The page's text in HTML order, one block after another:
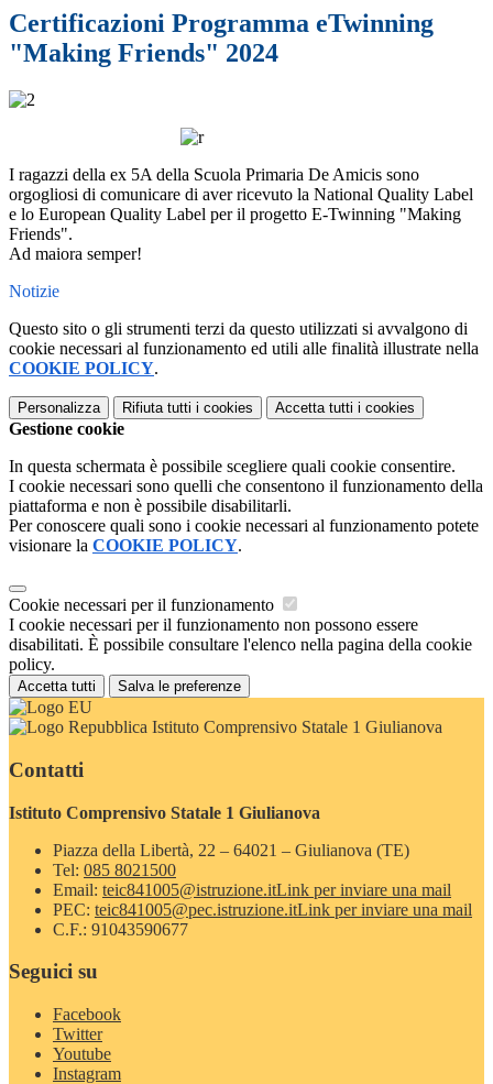
Certificazioni Programma eTwinning
"Making Friends" 2024
I ragazzi della ex 5A della Scuola Primaria De Amicis sono
orgogliosi di comunicare di aver ricevuto la National Quality Label
e lo European Quality Label per il progetto E-Twinning "Making
Friends".
Ad maiora semper!
Notizie
Questo sito o gli strumenti terzi da questo utilizzati si avvalgono di
cookie necessari al funzionamento ed utili alle finalità illustrate nella
COOKIE POLICY.
Personalizza Rifiuta tutti i cookies Accetta tutti i cookies
Gestione cookie
In questa schermata è possibile scegliere quali cookie consentire.
I cookie necessari sono quelli che consentono il funzionamento della
piattaforma e non è possibile disabilitarli.
Per conoscere quali sono i cookie necessari al funzionamento potete
visionare la COOKIE POLICY.
Cookie necessari per il funzionamento
I cookie necessari per il funzionamento non possono essere
disabilitati. È possibile consultare l'elenco nella pagina della cookie
policy.
Accetta tutti Salva le preferenze
Istituto Comprensivo Statale 1 Giulianova
Contatti
Istituto Comprensivo Statale 1 Giulianova
Piazza della Libertà, 22 – 64021 – Giulianova (TE)
Tel: 085 8021500
Email: teic841005@istruzione.itLink per inviare una mail
PEC: teic841005@pec.istruzione.itLink per inviare una mail
C.F.: 91043590677
Seguici su
Facebook
Twitter
Youtube
Instagram